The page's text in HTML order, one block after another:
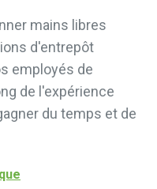
mains libres
d'entrepôt
employés de
de l'expérience
du temps et de